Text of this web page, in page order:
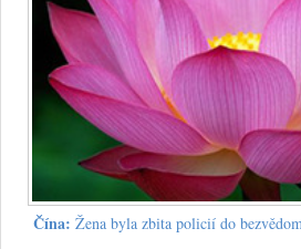
Čína: Žena byla zbita policií do